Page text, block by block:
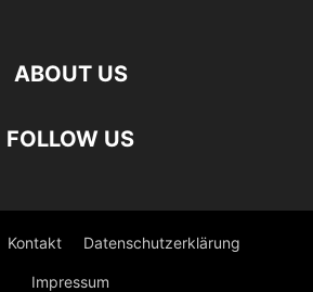
ABOUT US
FOLLOW US
Kontakt Datenschutzerklärung
Impressum